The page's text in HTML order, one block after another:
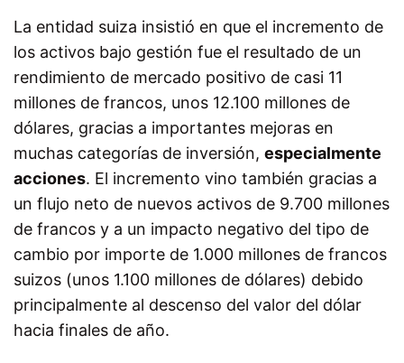
La entidad suiza insistió en que el incremento de
los activos bajo gestión fue el resultado de un
rendimiento de mercado positivo de casi 11
millones de francos, unos 12.100 millones de
dólares, gracias a importantes mejoras en
muchas categorías de inversión, especialmente
acciones. El incremento vino también gracias a
un flujo neto de nuevos activos de 9.700 millones
de francos y a un impacto negativo del tipo de
cambio por importe de 1.000 millones de francos
suizos (unos 1.100 millones de dólares) debido
principalmente al descenso del valor del dólar
hacia finales de año.